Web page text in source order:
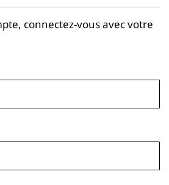
connectez-vous avec votre